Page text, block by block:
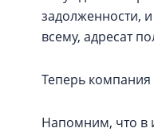
задолженности,
всему, адресат
Теперь компания
Напомним, что в